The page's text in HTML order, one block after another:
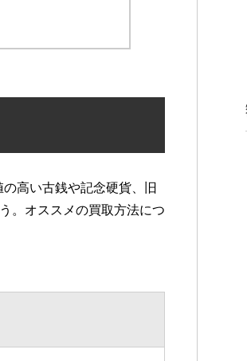
高い古銭や記念硬貨、旧
。オススメの買取方法につ